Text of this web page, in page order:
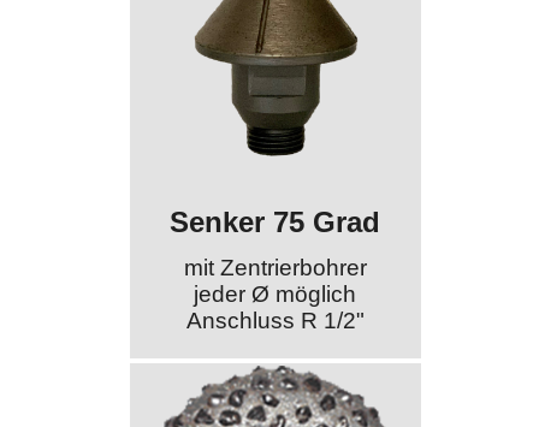
Senker 75 Grad
mit Zentrierbohrer
jeder Ø möglich
Anschluss R 1/2"